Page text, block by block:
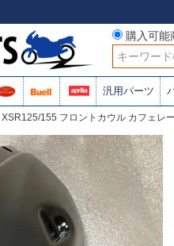
購入可
検索
汎用パーツ
XSR125/155 フロントカウル カフェレ